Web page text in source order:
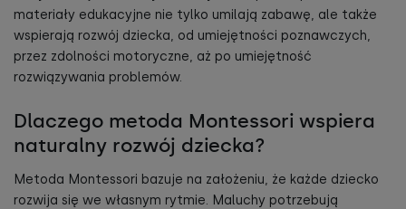
materiały edukacyjne nie tylko umilają zabawę, ale także
wspierają rozwój dziecka, od umiejętności poznawczych,
przez zdolności motoryczne, aż po umiejętność
rozwiązywania problemów.
Dlaczego metoda Montessori wspiera
naturalny rozwój dziecka?
Metoda Montessori bazuje na założeniu, że każde dziecko
rozwija się we własnym rytmie. Maluchy potrzebują